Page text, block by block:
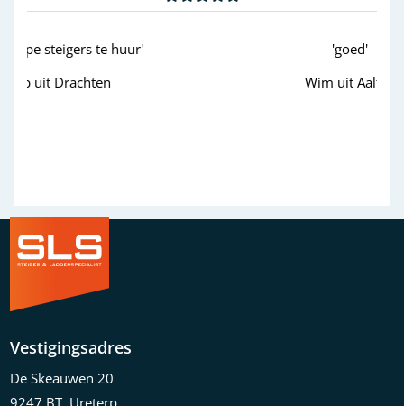
Vestigingsadres
De Skeauwen 20
9247 BT Ureterp